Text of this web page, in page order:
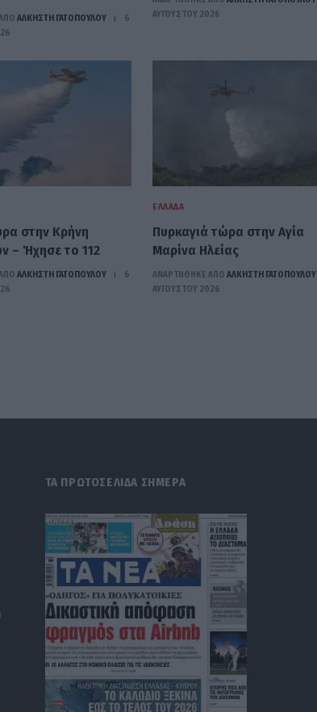
ΆΛΚΗΣΤΗ ΓΑΤΟΠΟΎΛΟΥ
6
ΑΥΓΟΎΣΤΟΥ 2026
στην Κρήνη
– Ήχησε το 112
ΆΛΚΗΣΤΗ ΓΑΤΟΠΟΎΛΟΥ
6
ΕΛΛΆΔΑ
Πυρκαγιά τώρα στην Αγία
Μαρίνα Ηλείας
ΑΝΑΡΤΗΘΗΚΕ ΑΠΟ ΆΛΚΗΣΤΗ ΓΑΤΟΠΟΎΛΟΥ
ΑΥΓΟΎΣΤΟΥ 2026
ΤΑ ΠΡΩΤΟΣΕΛΙΔΑ ΣΗΜΕΡΑ